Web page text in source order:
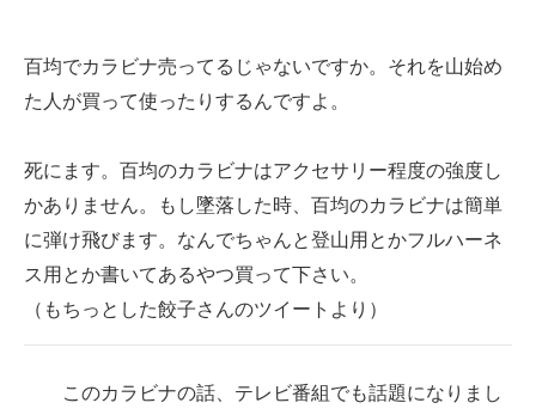
百均でカラビナ売ってるじゃないですか。それを山始め
た人が買って使ったりするんですよ。
死にます。百均のカラビナはアクセサリー程度の強度し
かありません。もし墜落した時、百均のカラビナは簡単
に弾け飛びます。なんでちゃんと登山用とかフルハーネ
ス用とか書いてあるやつ買って下さい。
（もちっとした餃子さんのツイートより）
このカラビナの話、テレビ番組でも話題になりまし